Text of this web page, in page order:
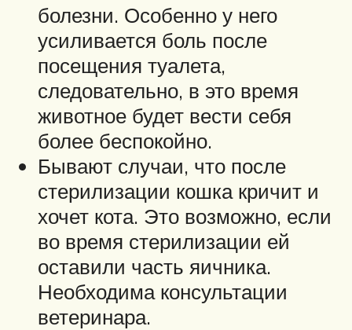
болезни. Особенно у него
усиливается боль после
посещения туалета,
следовательно, в это время
животное будет вести себя
более беспокойно.
Бывают случаи, что после
стерилизации кошка кричит и
хочет кота. Это возможно, если
во время стерилизации ей
оставили часть яичника.
Необходима консультации
ветеринара.